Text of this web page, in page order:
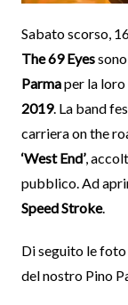
Sabato scorso,
The 69 Eyes
Parmaper la loro
2019. La band
carriera on the
‘West End’,
pubblico. Ad
Speed Stroke.
Di seguito le
del nostro Pino